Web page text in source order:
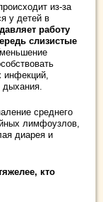
из-за
у детей в
работу
слизистые
инфекций,
среднего
лимфоузлов,
диарея и
кто